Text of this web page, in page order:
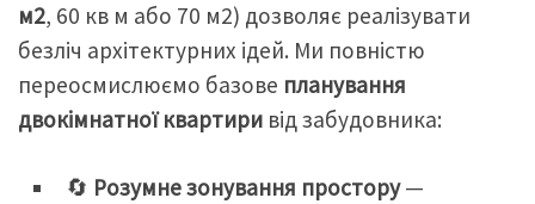
м2, 60 кв м або 70 м2) дозволяє реалізувати
безліч архітектурних ідей. Ми повністю
переосмислюємо базове планування
двокімнатної квартири від забудовника:
🔄 Розумне зонування простору—